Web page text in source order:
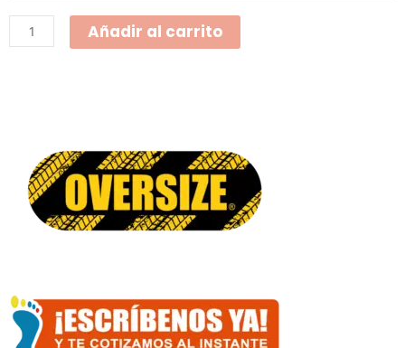
Ferreseg
Con
cantidad
Añadir al carrito